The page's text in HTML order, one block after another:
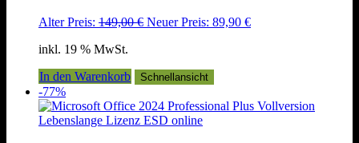
Alter Preis: 149,00€ Ursprünglicher
Neuer Preis: 89,90 €Aktueller
inkl. 19 % MwSt.
In den Warenkorb
Schnellansicht
-77%